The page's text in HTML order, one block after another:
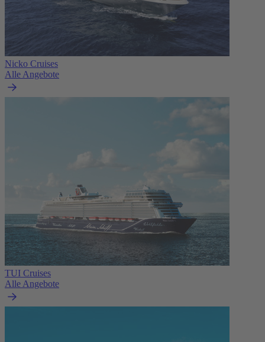
Nicko Cruises
Alle Angebote
TUI Cruises
Alle Angebote